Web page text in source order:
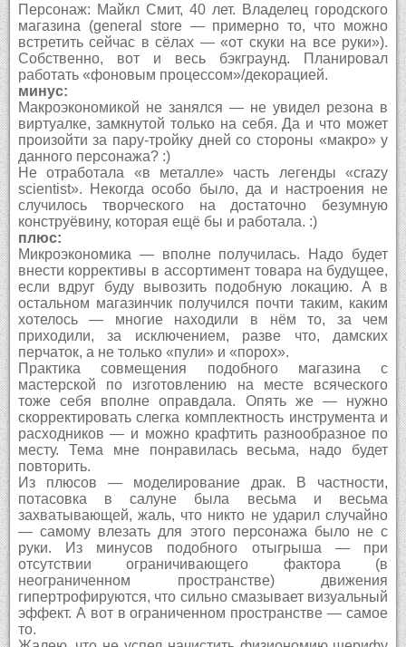
Персонаж: Майкл Смит, 40 лет. Владелец городского
магазина (general store — примерно то, что можно
встретить сейчас в сёлах — «от скуки на все руки»).
Собственно, вот и весь бэкграунд. Планировал
работать «фоновым процессом»/декорацией.
минус:
Макроэкономикой не занялся — не увидел резона в
виртуалке, замкнутой только на себя. Да и что может
произойти за пару-тройку дней со стороны «макро» у
данного персонажа? :)
Не отработала «в металле» часть легенды «crazy
scientist». Некогда особо было, да и настроения не
случилось творческого на достаточно безумную
конструёвину, которая ещё бы и работала. :)
плюс:
Микроэкономика — вполне получилась. Надо будет
внести коррективы в ассортимент товара на будущее,
если вдруг буду вывозить подобную локацию. А в
остальном магазинчик получился почти таким, каким
хотелось — многие находили в нём то, за чем
приходили, за исключением, разве что, дамских
перчаток, а не только «пули» и «порох».
Практика совмещения подобного магазина с
мастерской по изготовлению на месте всяческого
тоже себя вполне оправдала. Опять же — нужно
скорректировать слегка комплектность инструмента и
расходников — и можно крафтить разнообразное по
месту. Тема мне понравилась весьма, надо будет
повторить.
Из плюсов — моделирование драк. В частности,
потасовка в салуне была весьма и весьма
захватывающей, жаль, что никто не ударил случайно
— самому влезать для этого персонажа было не с
руки. Из минусов подобного отыгрыша — при
отсутствии ограничивающего фактора (в
неограниченном пространстве) движения
гипертрофируются, что сильно смазывает визуальный
эффект. А вот в ограниченном пространстве — самое
то.